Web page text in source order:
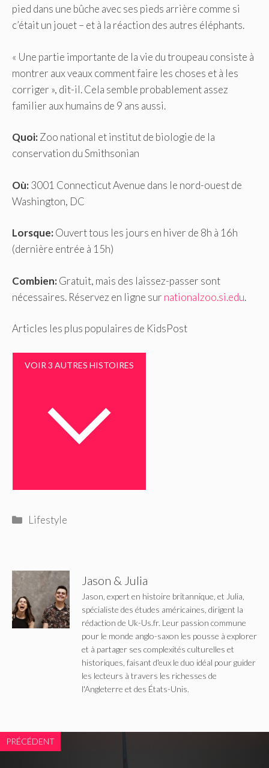
pied dans une bûche avec ses pieds arrière comme si
c’était un jouet – et à la réaction des autres éléphants.
« Une partie importante de la vie du troupeau consiste à
montrer aux veaux comment faire les choses et à les
corriger », dit-il. Cela semble probablement assez
familier aux humains de 9 ans aussi.
Quoi:Zoo national et institut de biologie de la
conservation du Smithsonian
Où:3001 Connecticut Avenue dans le nord-ouest de
Washington, DC
Lorsque:Ouvert tous les jours en hiver de 8h à 16h
(dernière entrée à 15h)
Combien:Gratuit, mais des laissez-passer sont
nécessaires. Réservez en ligne sur nationalzoo.si.edu.
Articles les plus populaires de KidsPost
VOIR 3 AUTRES HISTOIRES
Catégories
Lifestyle
Jason & Julia
Jason, expert en histoire britannique, et Julia,
spécialiste des études américaines, dirigent la
rédaction de Uk-Us.fr. Leur passion commune
pour le monde anglo-saxon les pousse à explorer
et à partager ses complexités culturelles et
historiques, faisant d'eux le duo idéal pour guider
les lecteurs à travers les richesses de
l'Angleterre et des États-Unis.
PRÉCÉDENT